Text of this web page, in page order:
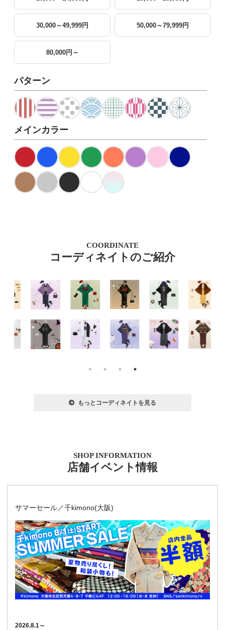
30,000～49,999円 50,000～79,999円
80,000円～
パターン
メインカラー
COORDINATE
コーディネイトのご紹介
もっとコーディネイトを見る
SHOP INFORMATION
店舗イベント情報
サマーセール／千kimono(大阪)
2026.8.1～